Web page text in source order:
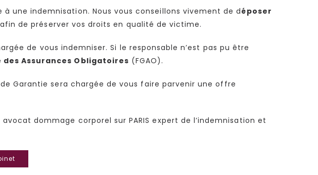
à une indemnisation. Nous vous conseillons vivement de déposer
de préserver vos droits en qualité de victime.
de vous indemniser. Si le responsable n’est pas pu être
Assurances Obligatoires (FGAO).
Garantie sera chargée de vous faire parvenir une offre
dommage corporel sur PARIS expert de l’indemnisation et